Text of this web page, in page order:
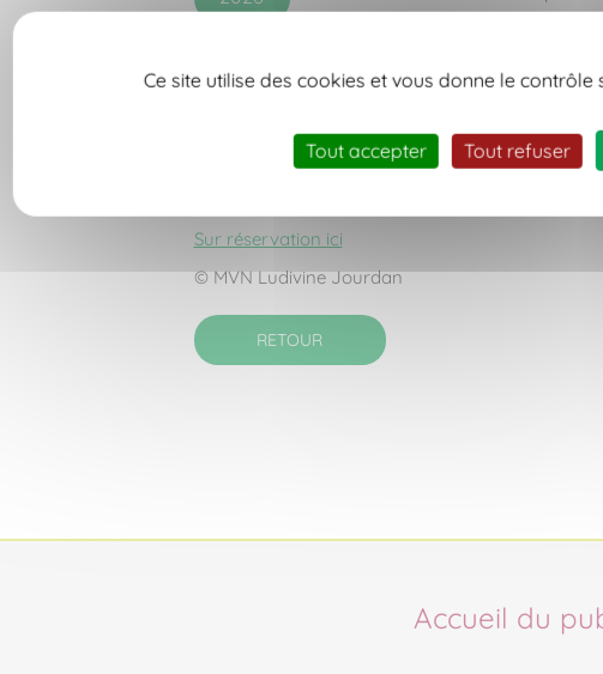
à sa recherche et élucider les
Dès 8 ans (accompagnant obligatoire)
1h - Réservation en ligne
Cette animation est proposée dans le cadre du
Sur réservation ici
© MVN Ludivine Jourdan
RETOUR
Accueil du
Ce site utilise des cookies et vous donne le
Tout accepter Tout refuser